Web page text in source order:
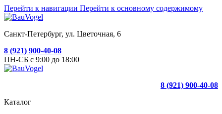
Перейти к навигации Перейти к основному содержимому
Санкт-Петербург, ул. Цветочная, 6
8 (921) 900-40-08
ПН-СБ с 9:00 до 18:00
8 (921) 900-40-08
Каталог